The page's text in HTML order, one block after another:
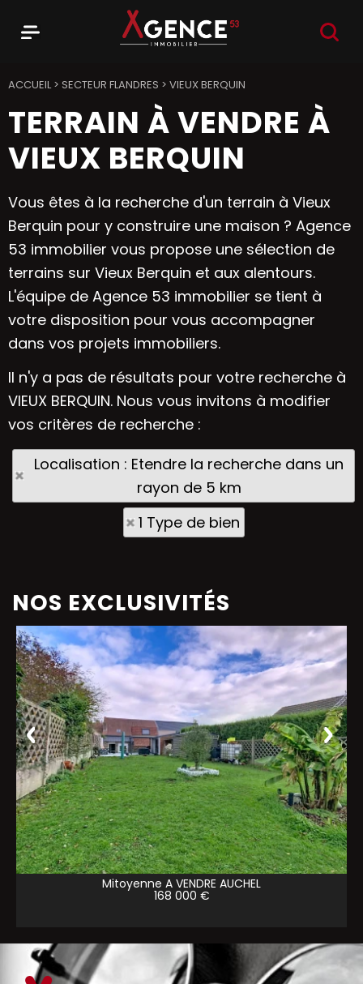
ACCUEIL> SECTEUR FLANDRES > VIEUX BERQUIN
TERRAIN À VENDRE À
VIEUX BERQUIN
Vous êtes à la recherche d'un terrain à Vieux
Berquin pour y construire une maison ? Agence
53 immobilier vous propose une sélection de
terrains sur Vieux Berquin et aux alentours.
L'équipe de Agence 53 immobilier se tient à
votre disposition pour vous accompagner
dans vos projets immobiliers.
Il n'y a pas de résultats pour votre recherche à
VIEUX BERQUIN. Nous vous invitons à modifier
vos critères de recherche :
Localisation : Etendre la recherche dans un
rayon de 5 km
1 Type de bien
NOS EXCLUSIVITÉS
Mitoyenne A VENDRE AUCHEL
168 000 €